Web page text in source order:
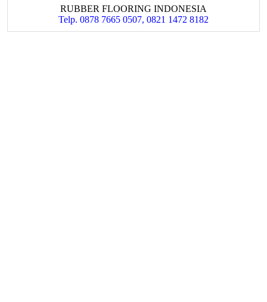
RUBBER FLOORING INDONESIA
Telp. 0878 7665 0507, 0821 1472 8182